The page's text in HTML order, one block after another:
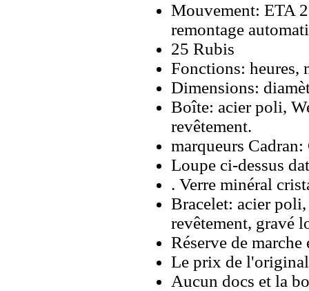
Mouvement: ETA
remontage
25 Rubis
Fonctions: heures,
Dimensions:
Boîte: acier poli,
revêtement.
marqueurs
Loupe ci-dessus
. Verre minéral
Bracelet: acier
revêtement, gravé
Réserve de marche
Le prix de
Aucun docs et la